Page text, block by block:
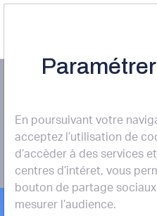
En poursuivant votre
acceptez l’utilisation de
d’accèder à des services
centres d’intéret, vous
bouton de partage
mesurer l’audience.
Bordeaux Plaza
BORDEAUX